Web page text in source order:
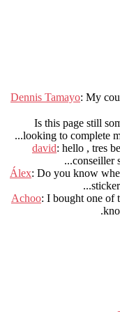
Dennis Tamayo: My
Is this page still
looking to complete
.
david: hello , tres
conseiller
.
Álex: Do you know
Achoo: I bought one of